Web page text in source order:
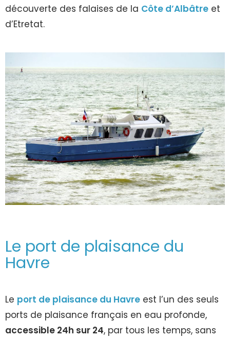
découverte des falaises de la Côte d’Albâtre et
d’Etretat.
Le port de plaisance du
Havre
Le port de plaisance du Havre est l’un des seuls
ports de plaisance français en eau profonde,
accessible 24h sur 24, par tous les temps, sans